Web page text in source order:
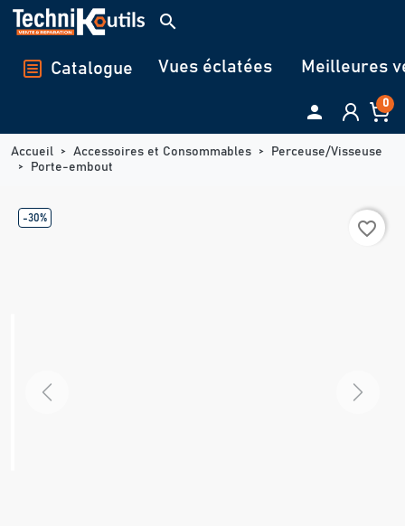
Panneau de gestion des cookies
search
Catalogue Vues éclatées Meilleures
 0
Accueil Accessoires et Consommables
Perceuse/Visseuse
Porte-embout
-30%
favorite_border
Previous Next